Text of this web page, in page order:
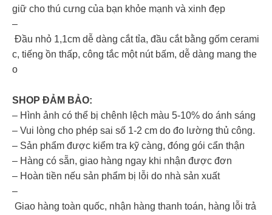
giữ cho thú cưng của bạn khỏe mạnh và xinh đẹp
–
Đầu nhỏ 1,1cm dễ dàng cắt tỉa, đầu cắt bằng gốm cerami
c, tiếng ồn thấp, công tắc một nút bấm, dễ dàng mang the
o
SHOP ĐẢM BẢO:
– Hình ảnh có thể bị chênh lệch màu 5-10% do ánh sáng
– Vui lòng cho phép sai số 1-2 cm do đo lường thủ công.
– Sản phẩm được kiểm tra kỹ càng, đóng gói cẩn thận
– Hàng có sẵn, giao hàng ngay khi nhận được đơn
– Hoàn tiền nếu sản phẩm bị lỗi do nhà sản xuất
–
Giao hàng toàn quốc, nhận hàng thanh toán, hàng lỗi trả